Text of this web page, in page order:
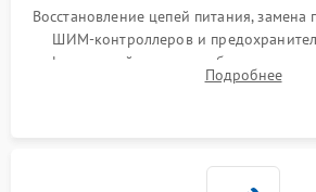
Восстановление цепей питания,
ШИМ-контроллеров и
инфракрасной станции реболлинг или
чипа и дефектной памяти GDDR.
Подробнее